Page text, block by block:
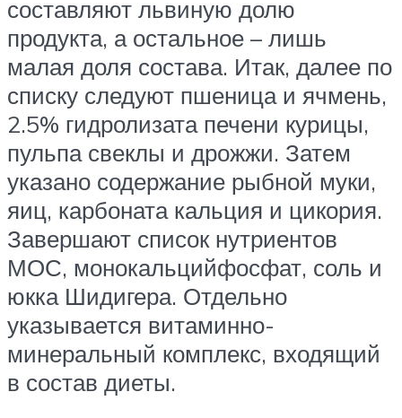
составляют львиную долю
продукта, а остальное – лишь
малая доля состава. Итак, далее по
списку следуют пшеница и ячмень,
2.5% гидролизата печени курицы,
пульпа свеклы и дрожжи. Затем
указано содержание рыбной муки,
яиц, карбоната кальция и цикория.
Завершают список нутриентов
МОС, монокальцийфосфат, соль и
юкка Шидигера. Отдельно
указывается витаминно-
минеральный комплекс, входящий
в состав диеты.